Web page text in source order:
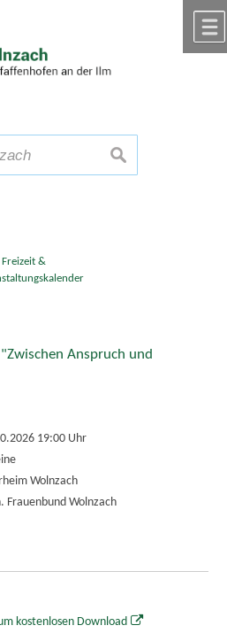
suchen
Freizeit &
Anspruch und
19:00 Uhr
Wolnzach
Frauenbund Wolnzach
kostenlosen Download